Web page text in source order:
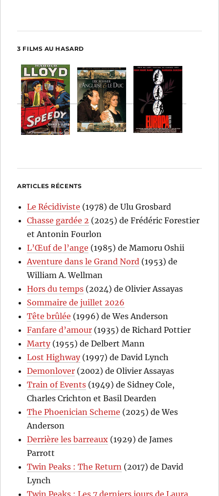
3 FILMS AU HASARD
ARTICLES RÉCENTS
Le Récidiviste (1978) de Ulu Grosbard
Chasse gardée 2 (2025) de Frédéric Forestier
et Antonin Fourlon
L’Œuf de l’ange (1985) de Mamoru Oshii
Aventure dans le Grand Nord (1953) de
William A. Wellman
Hors du temps (2024) de Olivier Assayas
Sommaire de juillet 2026
Tête brûlée (1996) de Wes Anderson
Fanfare d’amour (1935) de Richard Pottier
Marty(1955) de Delbert Mann
Lost Highway(1997) de David Lynch
Demonlover (2002) de Olivier Assayas
Train of Events (1949) de Sidney Cole,
Charles Crichton et Basil Dearden
The Phoenician Scheme (2025) de Wes
Anderson
Derrière les barreaux (1929) de James
Parrott
Twin Peaks : The Return (2017) de David
Lynch
Twin Peaks : Les 7 derniers jours de Laura